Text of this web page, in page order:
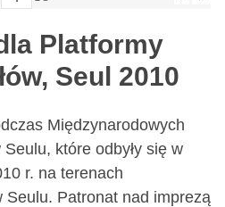
Platformy
Seul 2010
Międzynarodowych
które odbyły się w
r. na terenach
Patronat nad imprezą